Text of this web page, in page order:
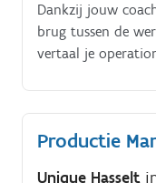
Dankzij jouw
brug tussen de
vertaal je
ongeveer 80
van
efficiëntie en
Productie
Unique Hasselt